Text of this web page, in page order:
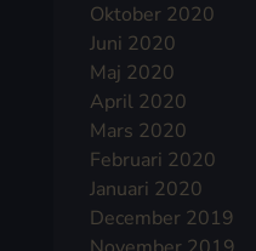
Oktober 2020
Juni 2020
Maj 2020
April 2020
Mars 2020
Februari 2020
Januari 2020
December 2019